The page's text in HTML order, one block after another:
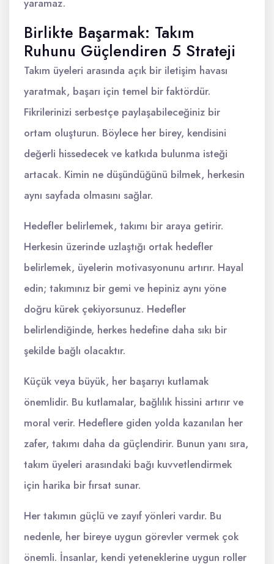
yaramaz.
Birlikte Başarmak: Takım
Ruhunu Güçlendiren 5 Strateji
Takım üyeleri arasında açık bir iletişim havası
yaratmak, başarı için temel bir faktördür.
Fikrilerinizi serbestçe paylaşabileceğiniz bir
ortam oluşturun. Böylece her birey, kendisini
değerli hissedecek ve katkıda bulunma isteği
artacak. Kimin ne düşündüğünü bilmek, herkesin
aynı sayfada olmasını sağlar.
Hedefler belirlemek, takımı bir araya getirir.
Herkesin üzerinde uzlaştığı ortak hedefler
belirlemek, üyelerin motivasyonunu artırır. Hayal
edin; takımınız bir gemi ve hepiniz aynı yöne
doğru kürek çekiyorsunuz. Hedefler
belirlendiğinde, herkes hedefine daha sıkı bir
şekilde bağlı olacaktır.
Küçük veya büyük, her başarıyı kutlamak
önemlidir. Bu kutlamalar, bağlılık hissini artırır ve
moral verir. Hedeflere giden yolda kazanılan her
zafer, takımı daha da güçlendirir. Bunun yanı sıra,
takım üyeleri arasındaki bağı kuvvetlendirmek
için harika bir fırsat sunar.
Her takımın güçlü ve zayıf yönleri vardır. Bu
nedenle, her bireye uygun görevler vermek çok
önemli. İnsanlar, kendi yeteneklerine uygun roller